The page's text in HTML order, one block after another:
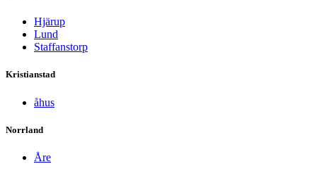
Hjärup
Lund
Staffanstorp
Kristianstad
åhus
Norrland
Åre